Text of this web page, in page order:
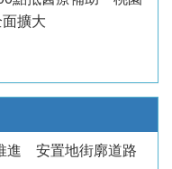
擴大
進 安置地街廓道路